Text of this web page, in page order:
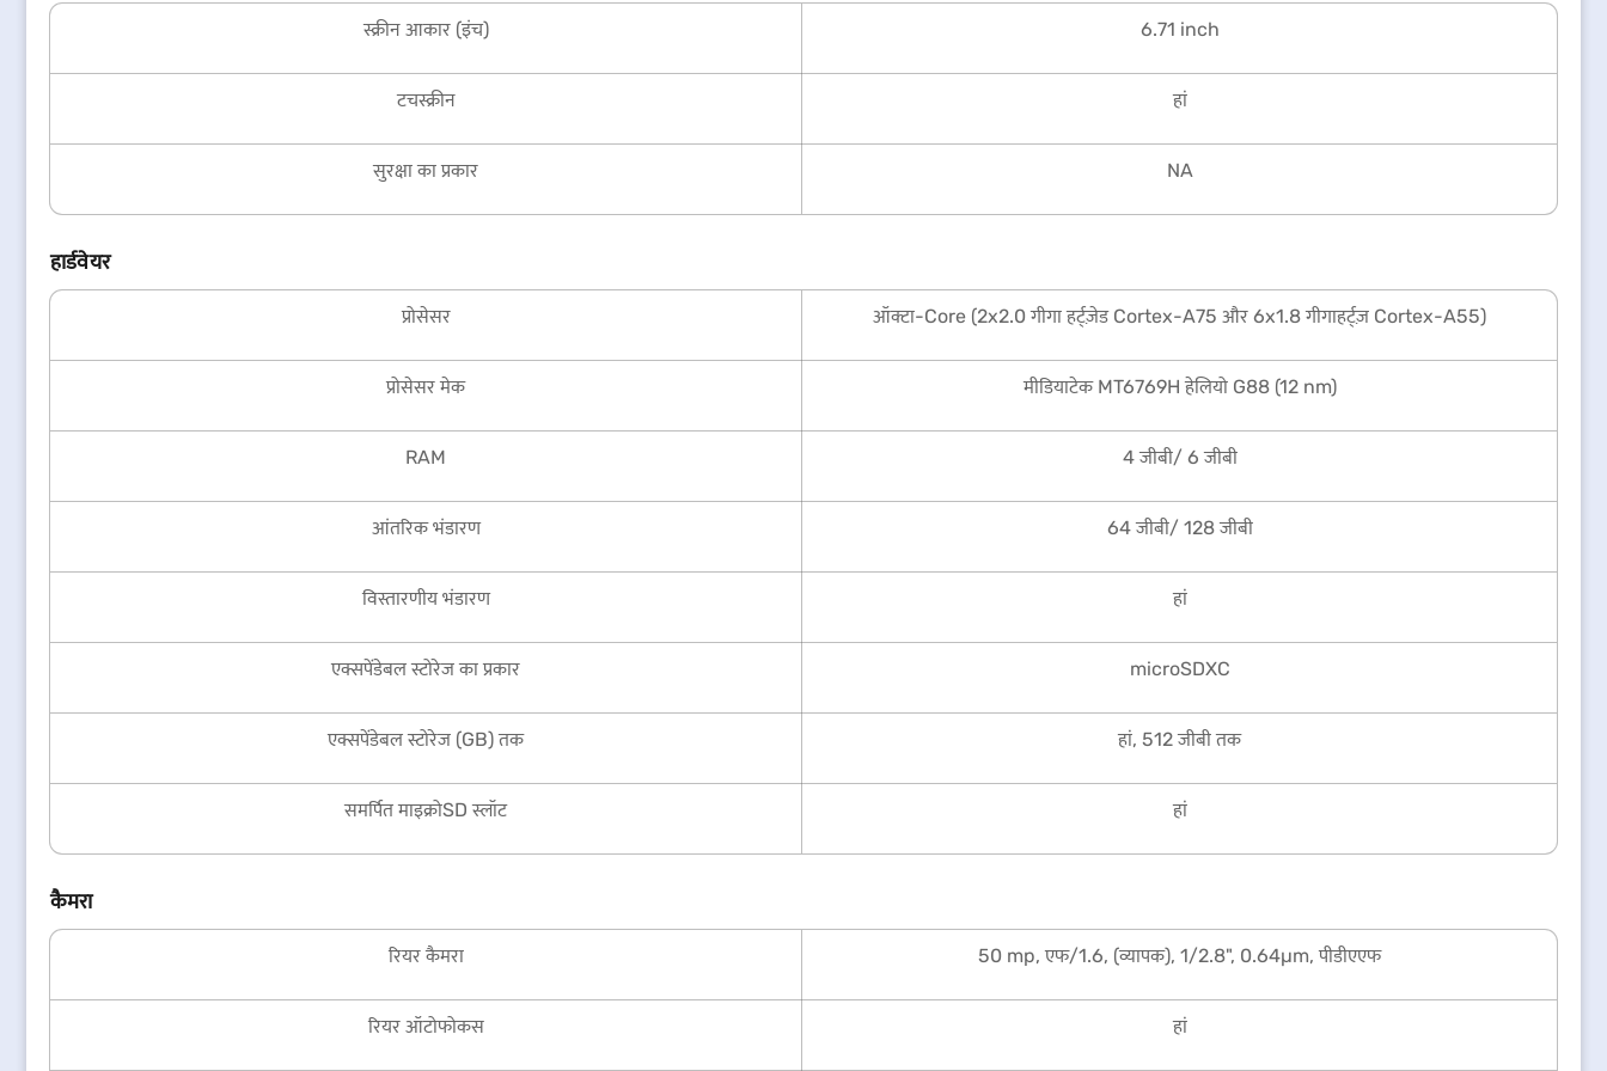
स्क्रीन आकार (इंच) 6.71 inch
टचस्क्रीन हां
सुरक्षा का प्रकार NA
हार्डवेयर
प्रोसेसर ऑक्टा-Core (2x2.0 गीगा हर्ट्ज़ेड Cortex-A75 और 6x1.8 गीगाहर्ट्ज़ Cortex-A55)
प्रोसेसर मेक मीडियाटेक MT6769H हेलियो G88 (12 nm)
RAM 4 जीबी/ 6 जीबी
आंतरिक भंडारण 64 जीबी/ 128 जीबी
विस्तारणीय भंडारण हां
एक्सपेंडेबल स्टोरेज का प्रकार microSDXC
एक्सपेंडेबल स्टोरेज (GB) तक हां, 512 जीबी तक
समर्पित माइक्रोSD स्लॉट हां
कैमरा
रियर कैमरा 50 mp, एफ/1.6, (व्यापक), 1/2.8", 0.64µm, पीडीएएफ
रियर ऑटोफोकस हां